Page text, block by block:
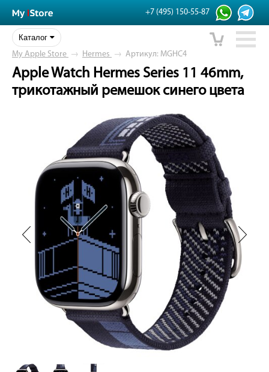
+7 (495) 150-55-87
Каталог
My Apple Store → Hermes → Артикул: MGHC4
Apple Watch Hermes Series 11 46mm,
трикотажный ремешок синего цвета